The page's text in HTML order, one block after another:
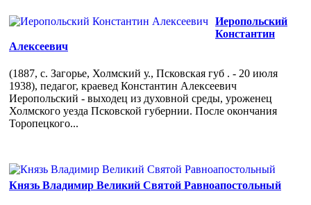
Иеропольский
Константин
Алексеевич
(1887, с. Загорье, Холмский у., Псковская губ . - 20 июля
1938), педагог, краевед Константин Алексеевич
Иеропольский - выходец из духовной среды, уроженец
Холмского уезда Псковской губернии. После окончания
Торопецкого...
Князь Владимир Великий Святой Равноапостольный